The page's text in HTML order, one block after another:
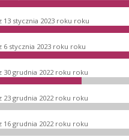
13 stycznia 2023 roku roku
6 stycznia 2023 roku roku
30 grudnia 2022 roku roku
23 grudnia 2022 roku roku
16 grudnia 2022 roku roku